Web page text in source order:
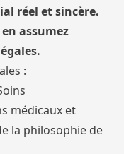
réel et sincère.
assumez
:
médicaux et
la philosophie de